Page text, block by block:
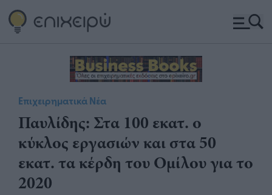
Επιχειρηματικά Νέα
Παυλίδης: Στα 100 εκατ. ο
κύκλος εργασιών και στα 50
εκατ. τα κέρδη του Ομίλου για το
2020​